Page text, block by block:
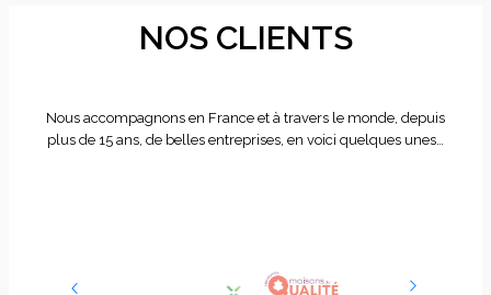
NOS CLIENTS
Nous accompagnons en France et à travers le monde, depuis
plus de 15 ans, de belles entreprises, en voici quelques unes…